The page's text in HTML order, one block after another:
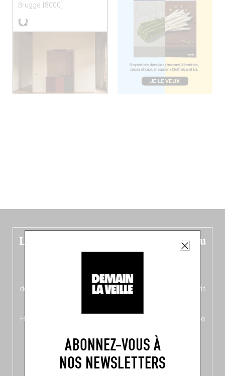
ABONNEZ-VOUS À
NOS NEWSLETTERS
Brugge (8000)
Le nouveau guide Belgique est sorti du
four !
néerlandais côté face – à moins que ne soit l’inverse ?),
découvrez
une partie mag « Nord-Zuid »
qui met les pieds
Flandre, à Bruxelles et en Wallonie, ainsi qu’
un palmarès de